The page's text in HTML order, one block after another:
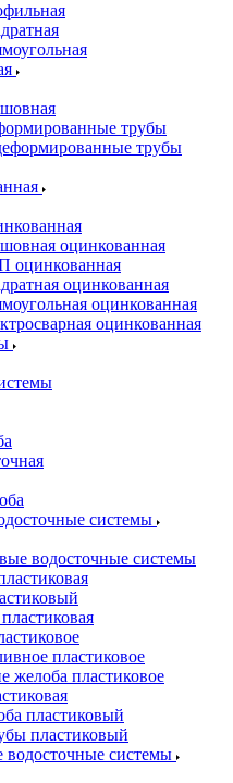
трубы
трубы
оцинкованная
оцинкованная
оцинкованная
оцинкованная
оцинкованная
системы
водосточные системы
пластиковое
желоба пластиковое
пластиковый
пластиковый
водосточные системы